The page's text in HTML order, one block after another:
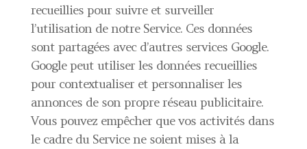
recueillies pour suivre et surveiller
l’utilisation de notre Service. Ces données
sont partagées avec d’autres services Google.
Google peut utiliser les données recueillies
pour contextualiser et personnaliser les
annonces de son propre réseau publicitaire.
Vous pouvez empêcher que vos activités dans
le cadre du Service ne soient mises à la